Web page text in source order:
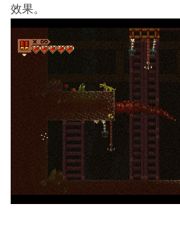
效果。